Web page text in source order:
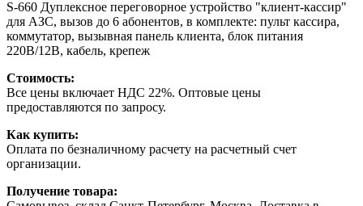
S-660 Дуплексное переговорное устройство "клиент-кассир"
для АЗС, вызов до 6 абонентов, в комплекте: пульт кассира,
коммутатор, вызывная панель клиента, блок питания
220В/12В, кабель, крепеж
Стоимость:
Все цены включает НДС 22%. Оптовые цены
предоставляются по запросу.
Как купить:
Оплата по безналичному расчету на расчетный счет
организации.
Получение товара: